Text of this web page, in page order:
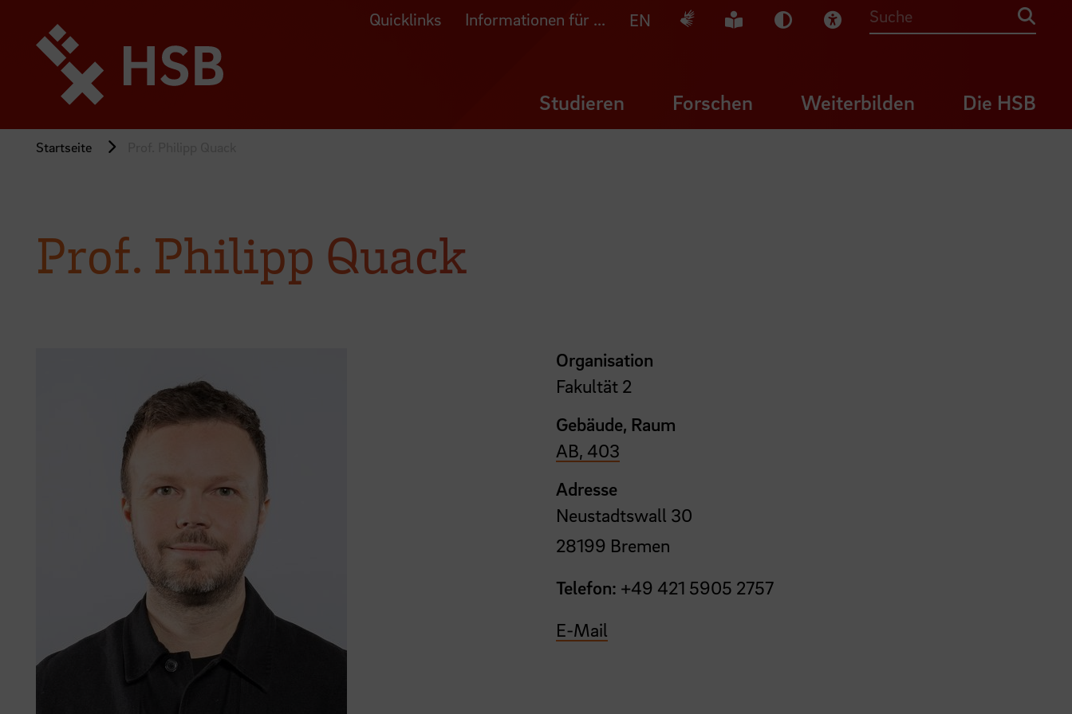
Seiteninhalt
springen
Quicklinks Informationen für ... EN Deutsche Gebärdensprache
Leichte Sprache
Dunkel-Modus
Visuelle Hilfe
Suche
Studieren Forschen Weiterbilden Die HSB
Startseite
Prof. Philipp Quack
Organisation
Fakultät 2
Gebäude, Raum
AB, 403
Adresse
Neustadtswall 30
28199 Bremen
Telefon: +49 421 5905 2757
E-Mail